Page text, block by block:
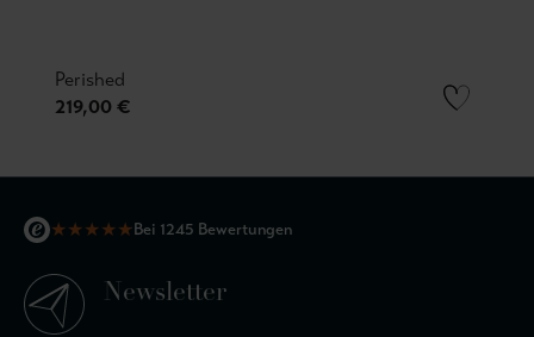
Perished
219,00 €
★★★★★Bei 1245 Bewertungen
Newsletter